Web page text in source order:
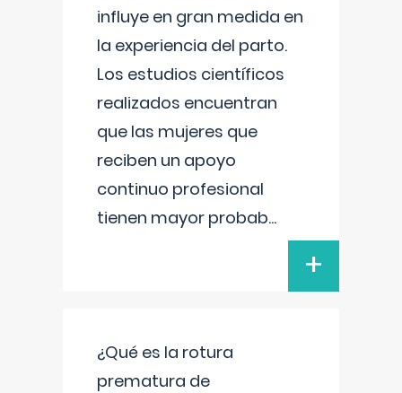
influye en gran medida en
la experiencia del parto.
Los estudios científicos
realizados encuentran
que las mujeres que
reciben un apoyo
continuo profesional
tienen mayor probab...
+
¿Qué es la rotura
prematura de